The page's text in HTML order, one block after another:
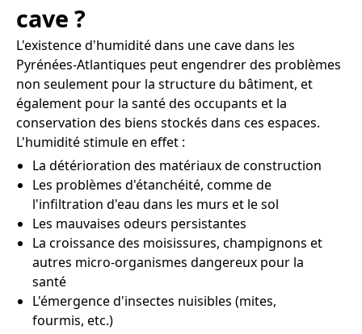
cave ?
L'existence d'humidité dans une cave dans les
Pyrénées-Atlantiques peut engendrer des problèmes
non seulement pour la structure du bâtiment, et
également pour la santé des occupants et la
conservation des biens stockés dans ces espaces.
L'humidité stimule en effet :
La détérioration des matériaux de construction
Les problèmes d'étanchéité, comme de
l'infiltration d'eau dans les murs et le sol
Les mauvaises odeurs persistantes
La croissance des moisissures, champignons et
autres micro-organismes dangereux pour la
santé
L'émergence d'insectes nuisibles (mites,
fourmis, etc.)